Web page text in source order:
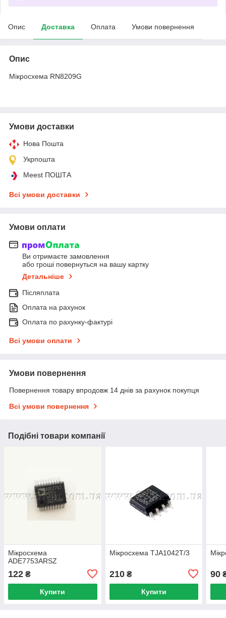
Опис Доставка Оплата Умови повернення
Опис
Мікросхема RN8209G
Умови доставки
Нова Пошта
Укрпошта
Meest ПОШТА
Всі умови доставки
Умови оплати
Ви отримаєте замовлення
або гроші повернуться на вашу картку
Детальніше
Післяплата
Оплата на рахунок
Оплата по рахунку-фактурі
Всі умови оплати
Умови повернення
Повернення товару впродовж 14 днів за рахунок покупця
Всі умови повернення
Подібні товари компанії
Мікросхема
ADE7753ARSZ
122 ₴
Купити
Мікросхема TJA1042T/3
210₴
Купити
90